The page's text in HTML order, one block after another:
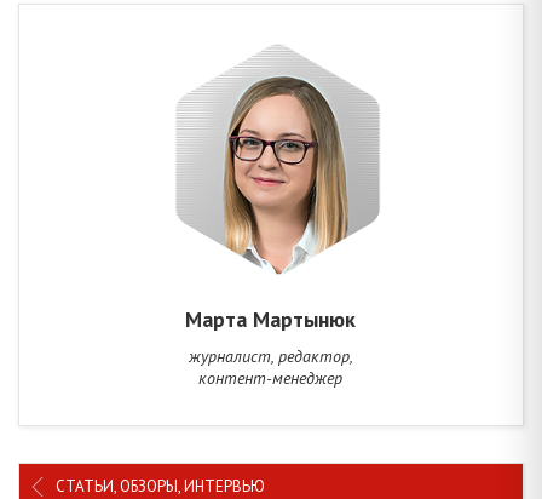
Марта Мартынюк
журналист, редактор,
контент-менеджер
СТАТЬИ, ОБЗОРЫ, ИНТЕРВЬЮ